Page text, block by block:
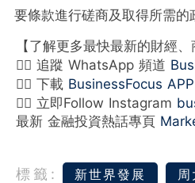
要條款進行磋商及取得所需的
【了解更多最快最新的財經、
👉🏻 追蹤 WhatsApp 頻道
👉🏻 下載 BusinessFocus APP
👉🏻 立即Follow Instagram
最新 金融投資熱話專頁
標籤: 新世界發展